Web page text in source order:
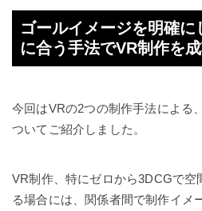
ゴールイメージを明確
に合う手法でVR制作を
今回はVRの2つの制作手法による
ついてご紹介しました。
VR制作、特にゼロから3DCGで空
る場合には、関係者間で制作イメ